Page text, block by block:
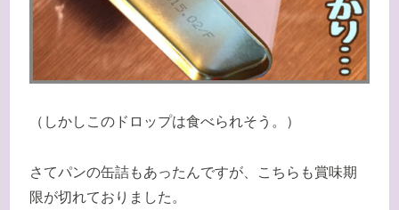
（しかしこのドロップは食べられそう。）
さてパンの缶詰もあったんですが、こちらも賞味期
限が切れておりました。